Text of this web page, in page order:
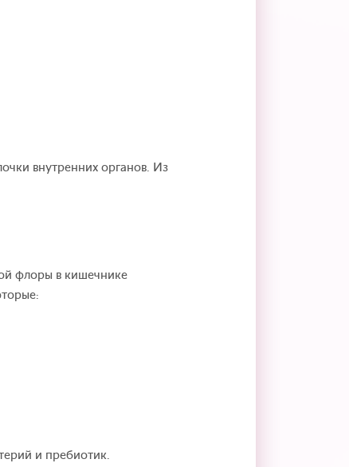
внутренних органов. Из
флоры в кишечнике
и пребиотик.